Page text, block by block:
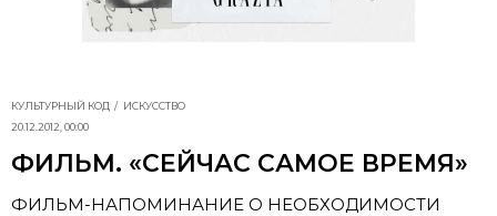
КУЛЬТУРНЫЙ КОД
ИСКУССТВО
20.12.2012, 00:00
ФИЛЬМ. «СЕЙЧАС САМОЕ ВРЕМЯ»
ФИЛЬМ-НАПОМИНАНИЕ О НЕОБХОДИМОСТИ